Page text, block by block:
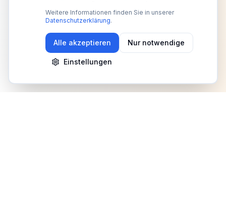
Weitere Informationen finden Sie in unserer
Datenschutzerklärung.
Alle akzeptieren Nur notwendige
Einstellungen